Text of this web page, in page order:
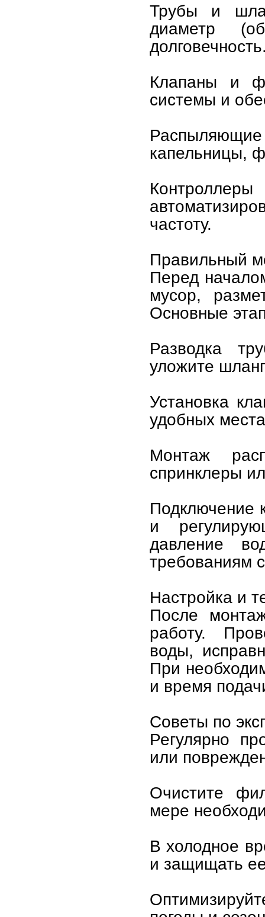
Трубы и
диаметр
Клапаны и
системы и
капельницы,
частоту.
Правильный
Перед
мусор,
Основные
Разводка
уложите
Установка
удобных
Монтаж
спринклеры
Подключение
и
давление
требованиям
Настройка и
После
работу.
воды,
При
и время
Советы по
Регулярно
или
Очистите
мере
В холодное
и защищать